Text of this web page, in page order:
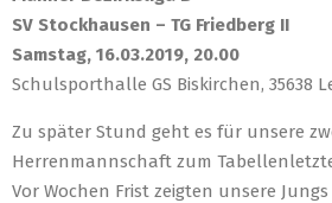
SV Stockhausen – TG Friedberg II
Samstag, 16.03.2019, 20.00
Schulsporthalle GS Biskirchen, 35638
Zu später Stund geht es für unsere
Herrenmannschaft zum
Vor Wochen Frist zeigten unsere